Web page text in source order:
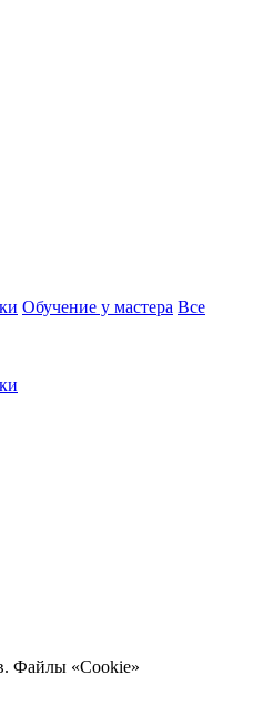
Обучение у мастера Все
Файлы «Cookie»